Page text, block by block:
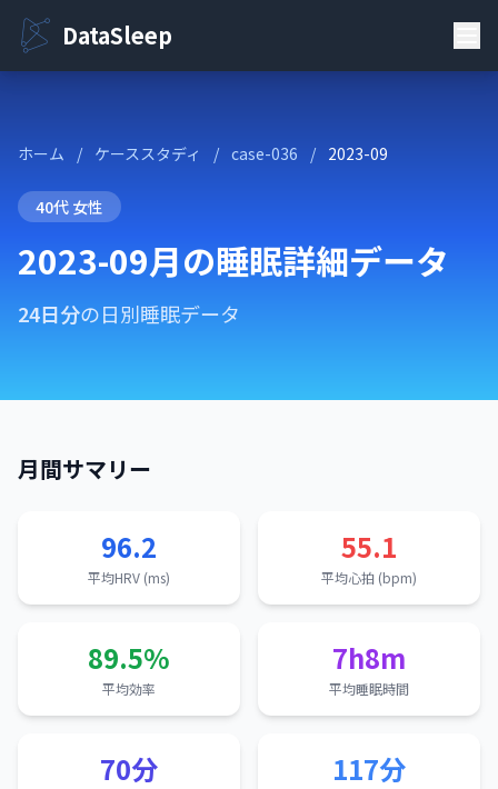
DataSleep
ホーム / ケーススタディ / case-036 / 2023-09
40代 女性
2023-09月の睡眠詳細データ
24日分の日別睡眠データ
月間サマリー
96.2
平均HRV (ms)
55.1
平均心拍 (bpm)
89.5%
平均効率
7h8m
平均睡眠時間
70分 117分